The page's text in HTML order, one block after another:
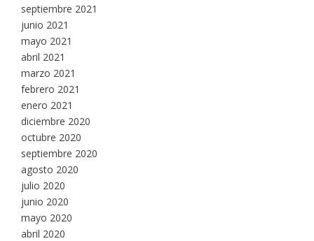
septiembre 2021
junio 2021
mayo 2021
abril 2021
marzo 2021
febrero 2021
enero 2021
diciembre 2020
octubre 2020
septiembre 2020
agosto 2020
julio 2020
junio 2020
mayo 2020
abril 2020